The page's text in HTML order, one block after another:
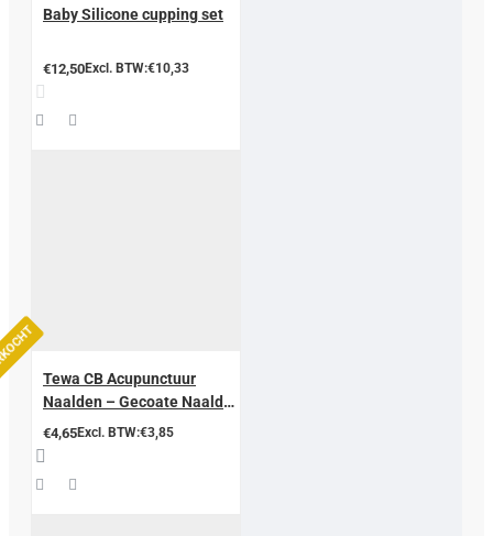
Baby Silicone cupping set
€12,50Excl. BTW:€10,33
Tewa CB Acupunctuur
Naalden – Gecoate Naald
met Koperen Handgreep
(Zonder Geleidend Buisje)
€4,65Excl. BTW:€3,85